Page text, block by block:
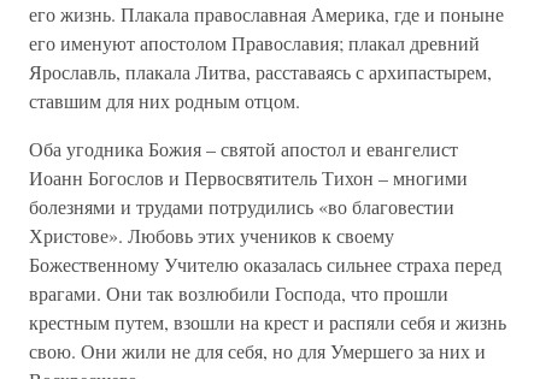
его жизнь. Плакала православная Америка, где и поныне
его именуют апостолом Православия; плакал древний
Ярославль, плакала Литва, расставаясь с архипастырем,
ставшим для них родным отцом.
Оба угодника Божия – святой апостол и евангелист
Иоанн Богослов и Первосвятитель Тихон – многими
болезнями и трудами потрудились «во благовестии
Христове». Любовь этих учеников к своему
Божественному Учителю оказалась сильнее страха перед
врагами. Они так возлюбили Господа, что прошли
крестным путем, взошли на крест и распяли себя и жизнь
свою. Они жили не для себя, но для Умершего за них и